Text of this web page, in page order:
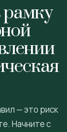
— это риск
Начните с